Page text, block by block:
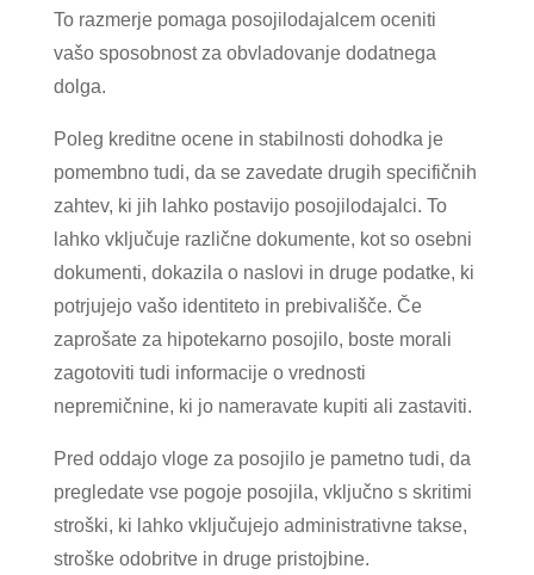
To razmerje pomaga posojilodajalcem oceniti
vašo sposobnost za obvladovanje dodatnega
dolga.
Poleg kreditne ocene in stabilnosti dohodka je
pomembno tudi, da se zavedate drugih specifičnih
zahtev, ki jih lahko postavijo posojilodajalci. To
lahko vključuje različne dokumente, kot so osebni
dokumenti, dokazila o naslovi in druge podatke, ki
potrjujejo vašo identiteto in prebivališče. Če
zaprošate za hipotekarno posojilo, boste morali
zagotoviti tudi informacije o vrednosti
nepremičnine, ki jo nameravate kupiti ali zastaviti.
Pred oddajo vloge za posojilo je pametno tudi, da
pregledate vse pogoje posojila, vključno s skritimi
stroški, ki lahko vključujejo administrativne takse,
stroške odobritve in druge pristojbine.